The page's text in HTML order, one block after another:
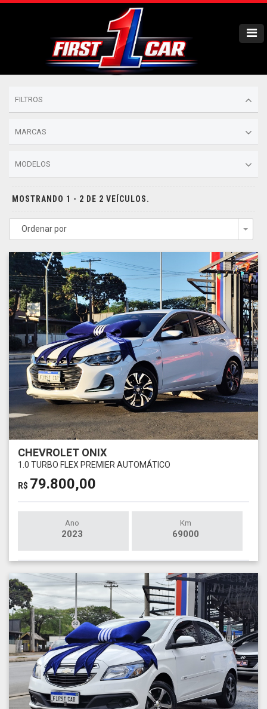
FILTROS
MARCAS
MODELOS
MOSTRANDO 1 - 2 DE 2 VEÍCULOS.
Ordenar por
CHEVROLET ONIX
1.0 TURBO FLEX PREMIER AUTOMÁTICO
R$ 79.800,00
Ano
2023
Km
69000